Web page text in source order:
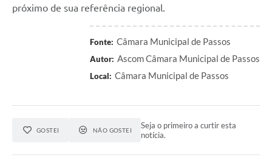
próximo de sua referência regional.
Fonte: Câmara Municipal de Passos
Autor: Ascom Câmara Municipal de Passos
Local: Câmara Municipal de Passos
GOSTEI NÃO GOSTEI
Seja o primeiro a curtir esta
notícia.